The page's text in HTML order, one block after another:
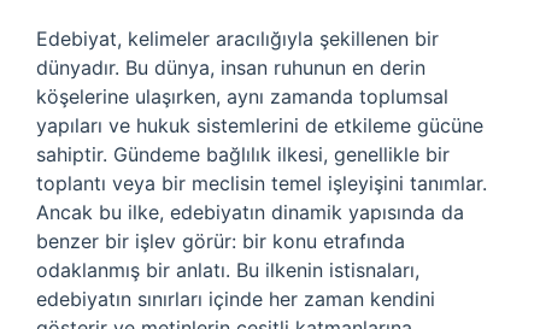
Edebiyat, kelimeler aracılığıyla şekillenen bir
dünyadır. Bu dünya, insan ruhunun en derin
köşelerine ulaşırken, aynı zamanda toplumsal
yapıları ve hukuk sistemlerini de etkileme gücüne
sahiptir. Gündeme bağlılık ilkesi, genellikle bir
toplantı veya bir meclisin temel işleyişini tanımlar.
Ancak bu ilke, edebiyatın dinamik yapısında da
benzer bir işlev görür: bir konu etrafında
odaklanmış bir anlatı. Bu ilkenin istisnaları,
edebiyatın sınırları içinde her zaman kendini